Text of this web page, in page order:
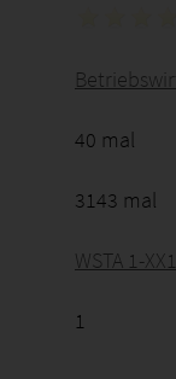
40 mal
3143 mal
WSTA 1-
1